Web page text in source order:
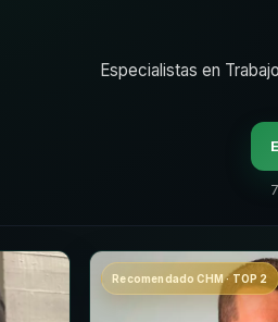
Especialistas en
Recomendado CHM · TOP 2